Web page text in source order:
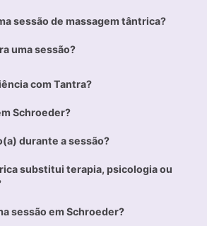
sessão de massagem tântrica?
uma sessão?
com Tantra?
Schroeder?
durante a sessão?
substitui terapia, psicologia ou
sessão em Schroeder?